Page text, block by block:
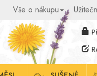
Vše o nákupu